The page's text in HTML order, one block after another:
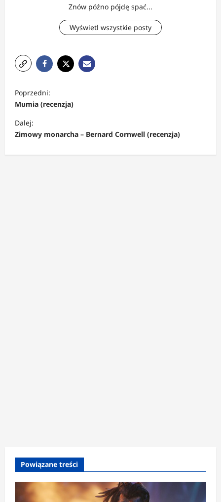
Znów późno pójdę spać...
Wyświetl wszystkie posty
o
b
a
Poprzedni:
Mumia (recenzja)
Dalej:
Zimowy monarcha – Bernard Cornwell (recenzja)
Powiązane treści